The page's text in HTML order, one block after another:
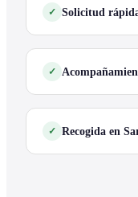
Solicitud
Recogida en